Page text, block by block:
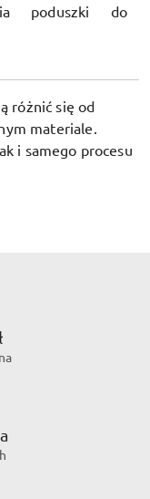
poduszki do
różnić się od
materiale.
i samego procesu